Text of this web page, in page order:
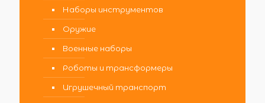
Наборы инструментов
Оружие
Военные наборы
Роботы и трансформеры
Игрушечный транспорт